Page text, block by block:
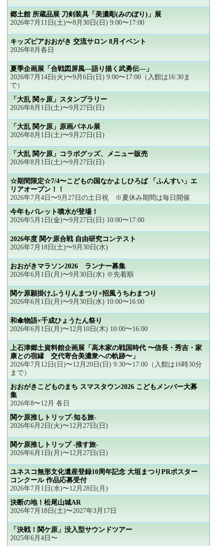
郷土館 所蔵品展 刀剣装具「美濃彫(みのぼり)」展
2026年7月11日(土)〜8月30日(日) 9:00〜17:00
キッズピアおおがき 交流サロン 8月イベント
2026年8月各日
夏季企画展「合戦図屏風―語り描く武勇伝―」
2026年7月14日(火)〜9月6日(日) 9:00〜17:00（入館は16:30ま
で）
「大乱 関ヶ原」スタンプラリー
2026年8月1日(土)〜9月27日(日)
「大乱 関ケ原」原画パネル展
2026年8月1日(土)〜9月27日(日)
「大乱 関ケ原」コラボグッズ、メニュー販売
2026年8月1日(土)〜9月27日(日)
☆期間限定☆7/4〜こどもの国なかよしひろば 「ふんすい」エ
リアオープン！！
2026年7月4日〜9月27日の土日祝 ※夏休み期間は毎日開催
今年もパレット噴水が登場！
2026年5月1日(金)〜9月27日(日) 10:00〜17:00
2026年度 関ケ原合戦 自由研究コンテスト
2026年7月18日(土)〜9月30日(水)
おおがきマラソン2026 ランナー募集
2026年6月1日(月)〜9月30日(水) ※先着順
関ケ原願掛けふうりんまつり×招風うちわまつり
2026年6月1日(月)〜9月30日(水) 10:00〜16:00
和傘物語×千成ひょうたん祭り
2026年6月1日(月)〜12月10日(木) 10:00〜16:00
上石津郷土資料館企画展「高木家の戦国時代 〜信長・秀吉・家
康との宿縁 交代寄合美濃衆への軌跡〜」
2026年7月12日(日)〜12月20日(日) 9:30〜17:00（入館は16時30分
まで）
おおがきこどものまち スマスタウン2026 こどもメンバー大募
集
2026年8〜12月 各日
関ケ原推しトリップ-知る旅-
2026年6月2日(火)〜12月27日(日)
関ケ原推しトリップ -推す旅-
2026年6月1日(月)〜12月27日(日)
ユネスコ無形文化遺産登録10周年記念 大垣まつりPRポスター
コンクール 作品応募受付
2026年7月1日(水)〜12月28日(月)
決断の地！松尾山城AR
2026年7月18日(土)〜2027年3月17日
「決戦！関ケ原」没入型サウンドツアー
2025年6月4日〜